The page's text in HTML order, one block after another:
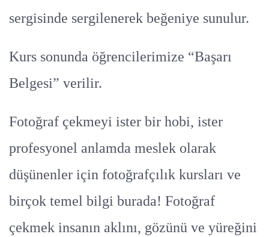
sergisinde sergilenerek beğeniye sunulur.
Kurs sonunda öğrencilerimize “Başarı
Belgesi” verilir.
Fotoğraf çekmeyi ister bir hobi, ister
profesyonel anlamda meslek olarak
düşünenler için fotoğrafçılık kursları ve
birçok temel bilgi burada! Fotoğraf
çekmek insanın aklını, gözünü ve yüreğini